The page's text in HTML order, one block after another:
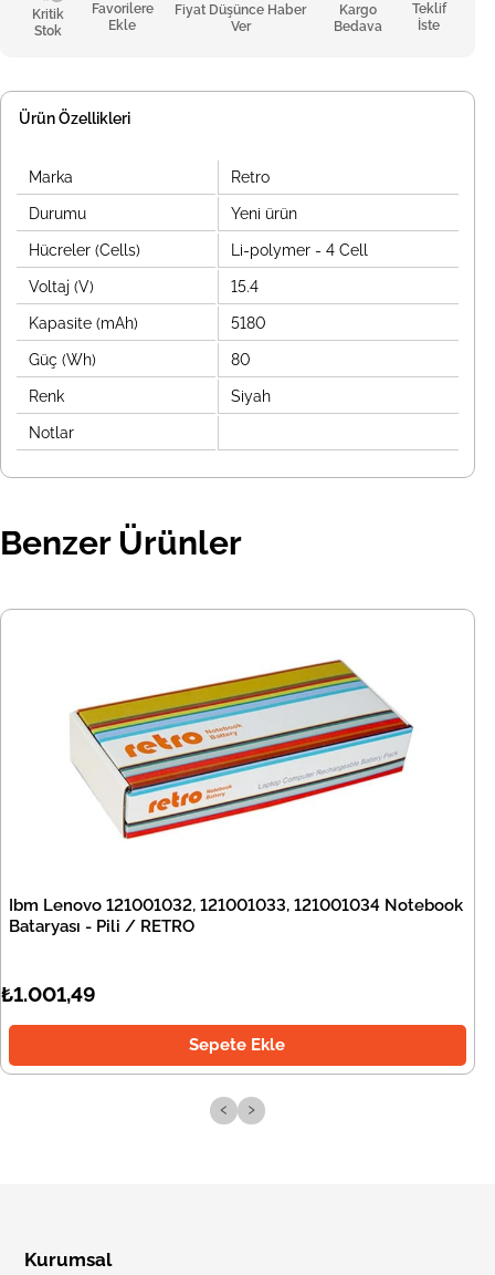
Kritik
Stok
Favorilere
Ekle
Fiyat Düşünce Haber
Ver
Kargo
Bedava
Teklif
İste
Ürün Özellikleri
Marka Retro
Durumu Yeni ürün
Hücreler (Cells) Li-polymer - 4 Cell
Voltaj (V) 15.4
Kapasite (mAh) 5180
Güç (Wh) 80
Renk Siyah
Notlar
Benzer Ürünler
Ibm Lenovo 121001032, 121001033, 121001034 Notebook
Bataryası - Pili / RETRO
₺1.001,49
Sepete Ekle
‹ ›
Kurumsal